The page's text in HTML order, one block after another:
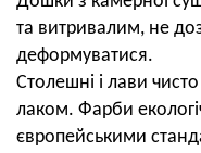
та витривалим, не
деформуватися.
Столешні і лави
лаком. Фарби
європейськими